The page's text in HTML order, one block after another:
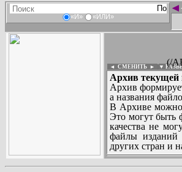
«И» «ИЛИ»
◄
(/
◄ СМЕНИТЬ ► ▼
Архив текущей
Архив
а названия
В Архиве можно
Это могут быть
качества не
файлы изданий
других стран и